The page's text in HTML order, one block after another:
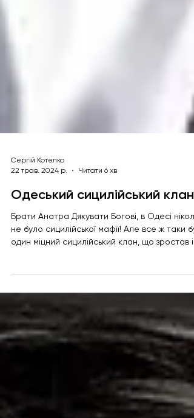
22 трав. 2024 р.
Читати 6 хв
Одеський сицилійський клан
Брати Анатра Дякувати Богові, в Одесі ніколи
не було сицилійської мафії! Але все ж таки